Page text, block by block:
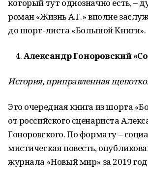
который тут однозначно есть, –
роман «Жизнь А.Г.» вполне
до шорт-листа «Большой Книги».
Александр Гоноровский
История, приправленная
Это очередная книга из шорта
от российского сценариста
Гоноровского. По формату –
мистическая повесть,
журнала «Новый мир» за 2019